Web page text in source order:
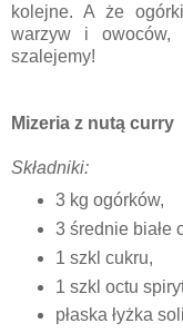
kolejne. A że
warzyw i owoców,
szalejemy!
Mizeria z nutą curry
Składniki:
3 kg ogórków,
3 średnie białe
1 szkl cukru,
1 szkl octu
płaska łyżka